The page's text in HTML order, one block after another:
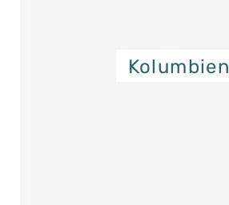
Kolumbien